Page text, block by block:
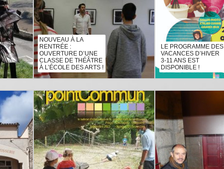
NOUVEAU À LA
RENTRÉE :
OUVERTURE D’UNE
CLASSE DE THÉÂTRE
À L’ÉCOLE DES ARTS !
LE PROGRAMME DES
VACANCES D’HIVER
3-11 ANS EST
DISPONIBLE !